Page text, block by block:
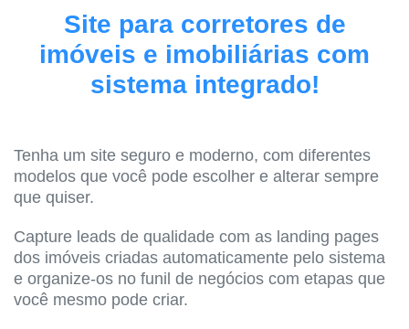
Site para corretores de
imóveis e imobiliárias com
sistema integrado!
Tenha um site seguro e moderno, com diferentes
modelos que você pode escolher e alterar sempre
que quiser.
Capture leads de qualidade com as landing pages
dos imóveis criadas automaticamente pelo sistema
e organize-os no funil de negócios com etapas que
você mesmo pode criar.